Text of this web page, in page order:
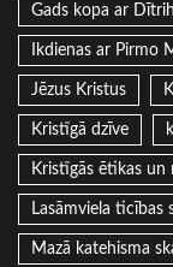
Gads kopa ar
Ikdienas ar Pirmo
Jēzus Kristus
Kristīgā dzīve
Kristīgās ētikas un
Lasāmviela ticības
Mazā katehisma